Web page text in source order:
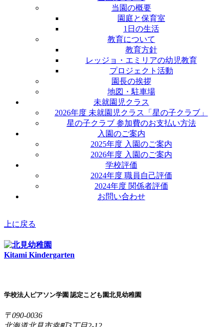
当園の概要
園庭と保育室
1日の生活
教育について
教育方針
レッジョ・エミリアの幼児教育
プロジェクト活動
園長の挨拶
地図・駐車場
未就園児クラス
2026年度 未就園児クラス「星の子クラブ」
星の子クラブ 参加費のお支払い方法
入園のご案内
2025年度 入園のご案内
2026年度 入園のご案内
学校評価
2024年度 職員自己評価
2024年度 関係者評価
お問い合わせ
上に戻る
Kitami Kindergarten
学校法人ピアソン学園 認定こども園北見幼稚園
〒090-0036